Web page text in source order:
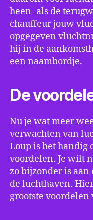
heen- als de
chauffeur jouw
opgegeven
hij in de
een naambordje.
De
Nu je wat meer
verwachten van
Loup is het handig
voordelen. Je wilt
zo bijzonder is
de luchthaven.
grootste